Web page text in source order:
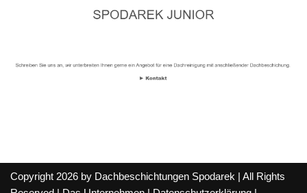
Copyright 2026 by Dachbeschichtungen Spodarek | All Rights